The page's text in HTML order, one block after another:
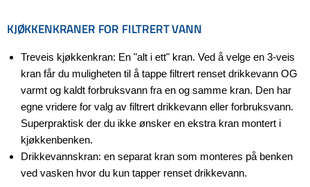
KJØKKENKRANER FOR FILTRERT VANN
Treveis kjøkkenkran: En "alt i ett" kran. Ved å velge en 3-veis
kran får du muligheten til å tappe filtrert renset drikkevann OG
varmt og kaldt forbruksvann fra en og samme kran. Den har
egne vridere for valg av filtrert drikkevann eller forbruksvann.
Superpraktisk der du ikke ønsker en ekstra kran montert i
kjøkkenbenken.
Drikkevannskran: en separat kran som monteres på benken
ved vasken hvor du kun tapper renset drikkevann.